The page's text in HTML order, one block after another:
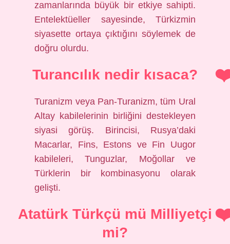
zamanlarında büyük bir etkiye sahipti.
Entelektüeller sayesinde, Türkizmin
siyasette ortaya çıktığını söylemek de
doğru olurdu.
Turancılık nedir kısaca?
Turanizm veya Pan-Turanizm, tüm Ural
Altay kabilelerinin birliğini destekleyen
siyasi görüş. Birincisi, Rusya’daki
Macarlar, Fins, Estons ve Fin Uugor
kabileleri, Tunguzlar, Moğollar ve
Türklerin bir kombinasyonu olarak
gelişti.
Atatürk Türkçü mü Milliyetçi
mi?